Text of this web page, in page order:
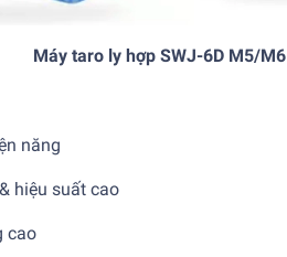
Máy taro ly hợp SWJ-6D M5/M6
năng
hiệu suất cao
cao